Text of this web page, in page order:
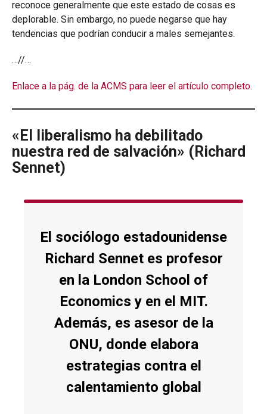
reconoce generalmente que este estado de cosas es
deplorable. Sin embargo, no puede negarse que hay
tendencias que podrían conducir a males semejantes.
…//…
Enlace a la pág. de la ACMS para leer el artículo completo.
«El liberalismo ha debilitado
nuestra red de salvación» (Richard
Sennet)
El sociólogo estadounidense
Richard Sennet es profesor
en la London School of
Economics y en el MIT.
Además, es asesor de la
ONU, donde elabora
estrategias contra el
calentamiento global